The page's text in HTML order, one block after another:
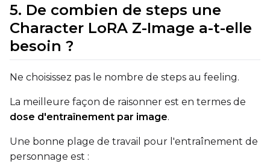
Prompt
Width
Height
5. De combien de steps une
Character LoRA Z-Image a-t-elle
besoin ?
Ne choisissez pas le nombre de steps au feeling.
La meilleure façon de raisonner est en termes de
dose d'entraînement par image.
Une bonne plage de travail pour l'entraînement de
personnage est :